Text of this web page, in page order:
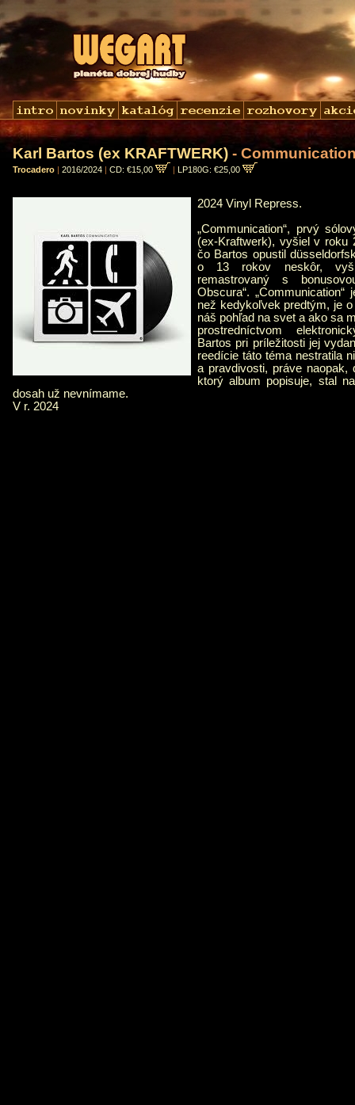
Karl Bartos (ex KRAFTWERK) -
Trocadero | 2016/2024 | CD: €15,00 | LP180G: €25,00
2024 Vinyl Repress.
„Communication“, prvý
(ex-Kraftwerk), vyšiel v roku
čo Bartos opustil
o 13 rokov neskôr,
remastrovaný s
Obscura“.
než kedykoľvek predtým, je
náš pohľad na svet a ako sa
prostredníctvom
Bartos pri príležitosti jej
reedície táto téma nestratila
a pravdivosti, práve naopak,
ktorý album popisuje, stal
dosah už nevnímame.
V r. 2024